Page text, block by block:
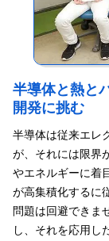
まうというやり方
も、いつか、分か
とだったのか、と
自分にとって難し
を身に付けてほし
半導体と熱と
開発に挑む
半導体は従来エレ
が、それには限界
やエネルギーに着
が高集積化するに
問題は回避できま
し、それを応用し